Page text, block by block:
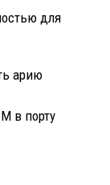
для
арию
в порту